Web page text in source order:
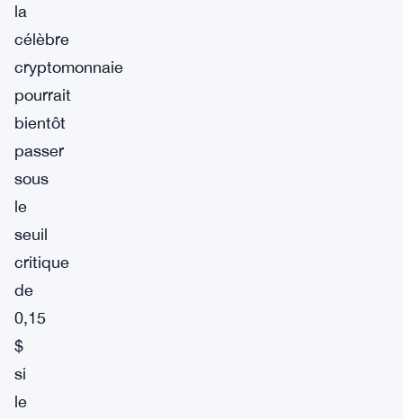
la
célèbre
cryptomonnaie
pourrait
bientôt
passer
sous
le
seuil
critique
de
0,15
$
si
le